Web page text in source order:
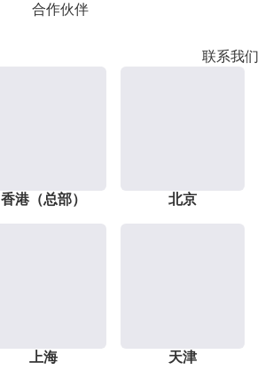
合作伙伴
联系我们
香港（总部） 北京
上海 天津